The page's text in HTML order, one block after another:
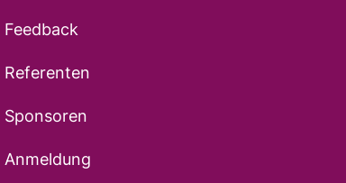
Feedback
Referenten
Sponsoren
Anmeldung